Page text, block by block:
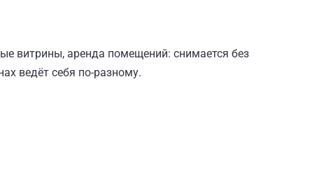
витрины, аренда помещений: снимается без
ведёт себя по-разному.